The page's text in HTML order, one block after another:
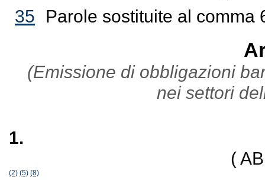
35
Parole sostituite al comma
(Emissione di obbligazioni
nei settori
1.
(
(2) (5) (8)